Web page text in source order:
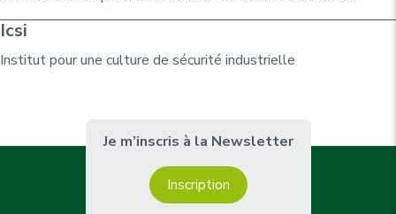
Icsi
Institut pour une culture de sécurité industrielle
Je m’inscris à la Newsletter
Inscription